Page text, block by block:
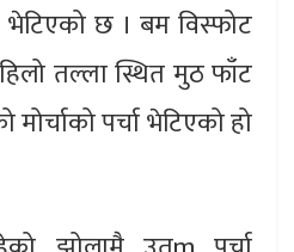
भेटिएको छ । बम विस्फोट
तल्ला स्थित मुठ फाँट
पर्चा भेटिएको हो